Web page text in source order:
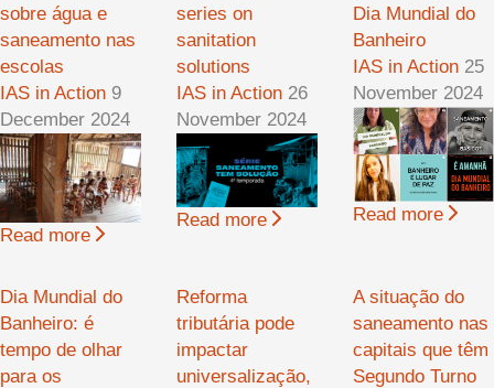
sobre água e
saneamento nas
escolas
IAS in Action 9
December 2024
Read more
series on
sanitation
solutions
IAS in Action 26
November 2024
Read more
Dia Mundial do
Banheiro
IAS in Action 25
November 2024
Read more
Dia Mundial do
Banheiro: é
tempo de olhar
para os
Reforma
tributária pode
impactar
universalização,
A situação do
saneamento nas
capitais que têm
Segundo Turno